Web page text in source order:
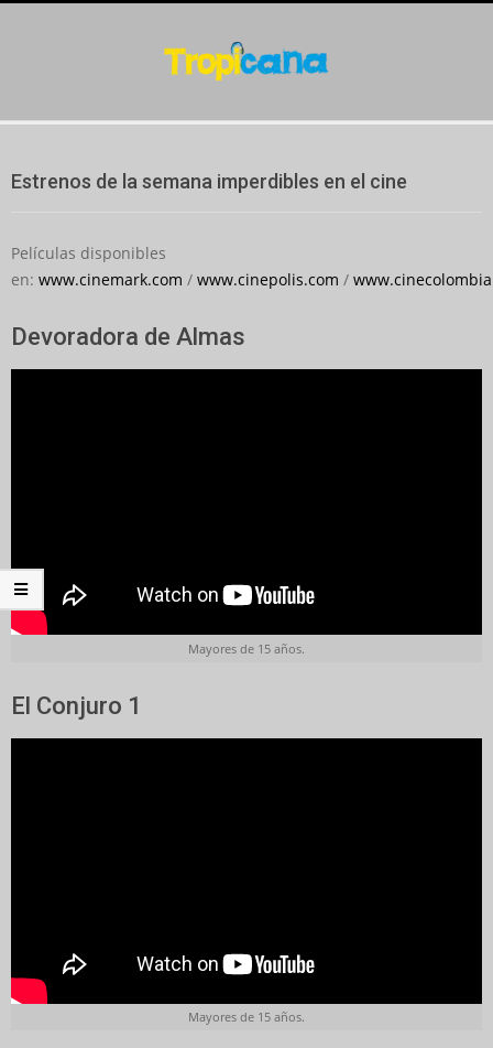
Menu
Estrenos de la semana imperdibles en el cine
Películas disponibles
en: www.cinemark.com / www.cinepolis.com /
Devoradora de Almas
Mayores de 15 años.
El Conjuro 1
Mayores de 15 años.